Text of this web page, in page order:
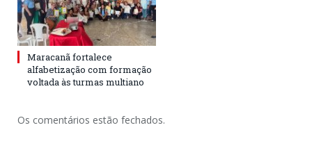
Maracanã fortalece
alfabetização com formação
voltada às turmas multiano
Os comentários estão fechados.